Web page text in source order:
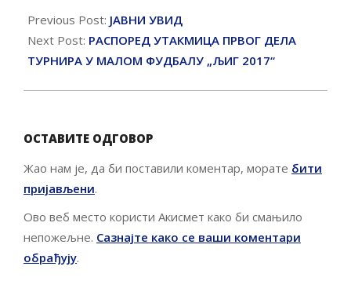
06-
30
Previous Post: ЈАВНИ УВИД
Next Post: РАСПОРЕД УТАКМИЦА ПРВОГ ДЕЛА
ТУРНИРА У МАЛОМ ФУДБАЛУ „ЉИГ 2017“
ОСТАВИТЕ ОДГОВОР
Жао нам је, да би поставили коментар, морате бити
пријављени.
Ово веб место користи Акисмет како би смањило
непожељне. Сазнајте како се ваши коментари
обрађују.